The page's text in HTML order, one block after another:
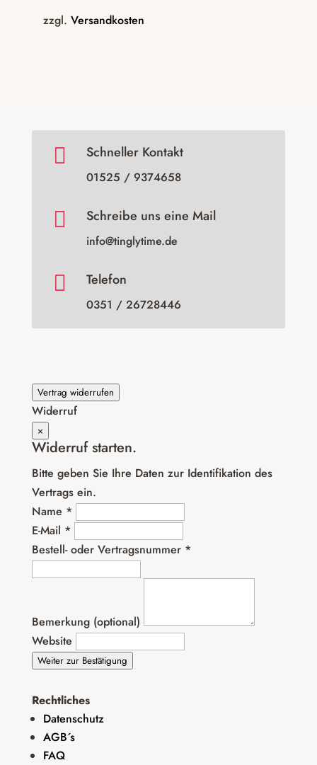
zzgl. Versandkosten
 Schneller Kontakt
01525 / 9374658
 Schreibe uns eine Mail
info@tinglytime.de
 Telefon
0351 / 26728446
Vertrag widerrufen
Widerruf
×
Widerruf starten.
Bitte geben Sie Ihre Daten zur Identifikation des
Vertrags ein.
Name *
E-Mail *
Bestell- oder Vertragsnummer *
Bemerkung (optional)
Website
Weiter zur Bestätigung
Rechtliches
Datenschutz
AGB´s
FAQ